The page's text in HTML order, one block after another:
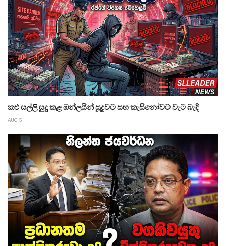
කළු සල්ලි සුදු කළ ඔන්ලයින් සූදුවට සහ කැසිනෝවට වැට බැඳි
AUG 5